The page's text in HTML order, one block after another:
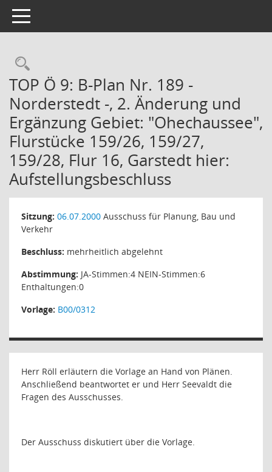
Toggle navigation
Rechercheauswahl
TOP Ö 9: B-Plan Nr. 189 -
Norderstedt -, 2. Änderung und
Ergänzung Gebiet: "Ohechaussee",
Flurstücke 159/26, 159/27,
159/28, Flur 16, Garstedt hier:
Aufstellungsbeschluss
Sitzung: 06.07.2000 Ausschuss für Planung, Bau und
Verkehr
Beschluss: mehrheitlich abgelehnt
Abstimmung: JA-Stimmen:4 NEIN-Stimmen:6
Enthaltungen:0
Vorlage: B00/0312
Herr Röll erläutern die Vorlage an Hand von Plänen.
Anschließend beantwortet er und Herr Seevaldt die
Fragen des Ausschusses.
Der Ausschuss diskutiert über die Vorlage.